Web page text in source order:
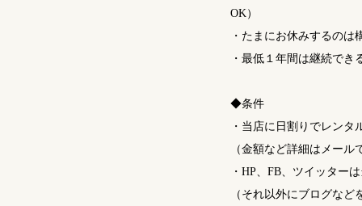
OK）
・たまにお休みするの
・最低１年間は継続でき
◆条件
・当店に日割りでレン
（金額など詳細はメール
・HP、FB、ツイッター
（それ以外にブログな